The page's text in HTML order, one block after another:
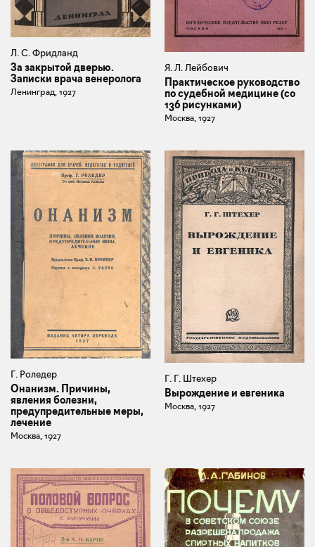
Л. С. Фридланд
За закрытой дверью.
Записки врача венеролога
Ленинград, 1927
Я. Л. Лейбович
Практическое руководство
по судебной медицине (со
136 рисунками)
Москва, 1927
Г. Роледер
Онанизм. Причины,
явления болезни,
предупредительные меры,
лечение
Москва, 1927
Г. Г. Штехер
Вырождение и евгеника
Москва, 1927